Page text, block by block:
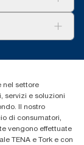
nel settore
servizi e soluzioni
Il nostro
di consumatori,
vengono effettuate
TENA e Tork e con